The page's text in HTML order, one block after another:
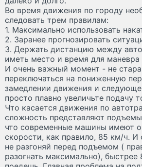
Во время движения по городу
следовать трем правилам:
1. Максимально использовать
2. Заранее прогнозировать
3. Держать дистанцию между
иметь место и время для маневра
И очень важный момент - не
переключаться на пониженную
замедлении движения и
просто плавно увеличьте подачу
Что касается движения по
сложность представляют
что современные машины имеют
скорости, как правило, 85 км/ч. И
не разгоняй перед подъемом (
разогнать максимально), быстрее